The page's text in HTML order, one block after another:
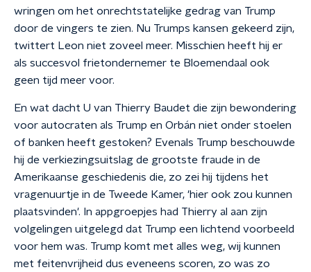
wringen om het onrechtstatelijke gedrag van Trump
door de vingers te zien. Nu Trumps kansen gekeerd zijn,
twittert Leon niet zoveel meer. Misschien heeft hij er
als succesvol frietondernemer te Bloemendaal ook
geen tijd meer voor.
En wat dacht U van Thierry Baudet die zijn bewondering
voor autocraten als Trump en Orbán niet onder stoelen
of banken heeft gestoken? Evenals Trump beschouwde
hij de verkiezingsuitslag de grootste fraude in de
Amerikaanse geschiedenis die, zo zei hij tijdens het
vragenuurtje in de Tweede Kamer, 'hier ook zou kunnen
plaatsvinden'. In appgroepjes had Thierry al aan zijn
volgelingen uitgelegd dat Trump een lichtend voorbeeld
voor hem was. Trump komt met alles weg, wij kunnen
met feitenvrijheid dus eveneens scoren, zo was zo